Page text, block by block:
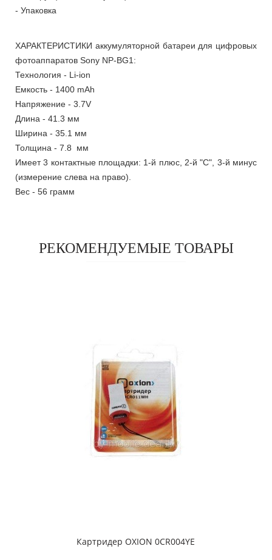
- Упаковка
ХАРАКТЕРИСТИКИ аккумуляторной батареи для цифровых
фотоаппаратов Sony NP-BG1:
Технология - Li-ion
Емкость - 1400 mAh
Напряжение - 3.7V
Длина - 41.3 мм
Ширина - 35.1 мм
Толщина - 7.8 мм
Имеет 3 контактные площадки: 1-й плюс, 2-й "С", 3-й минус
(измерение слева на право).
Вес - 56 грамм
РЕКОМЕНДУЕМЫЕ ТОВАРЫ
Картридер OXION 0CR004YE